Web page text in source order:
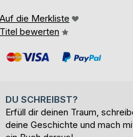
Auf die Merkliste
Titel bewerten
DU SCHREIBST?
Erfüll dir deinen Traum,
deine Geschichte und mach